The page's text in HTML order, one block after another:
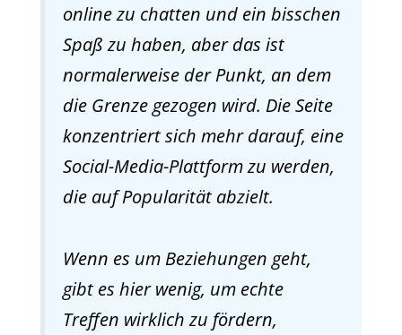
online zu chatten und ein bisschen
Spaß zu haben, aber das ist
normalerweise der Punkt, an dem
die Grenze gezogen wird. Die Seite
konzentriert sich mehr darauf, eine
Social-Media-Plattform zu werden,
die auf Popularität abzielt.
Wenn es um Beziehungen geht,
gibt es hier wenig, um echte
Treffen wirklich zu fördern,